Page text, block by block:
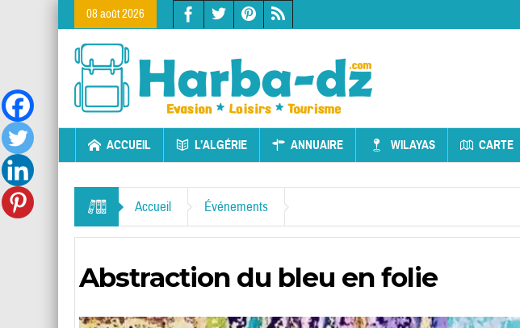
08 août 2026
ACCUEIL L’ALGÉRIE ANNUAIRE WILAYAS CARTE
Accueil Événements
Abstraction du bleu en folie